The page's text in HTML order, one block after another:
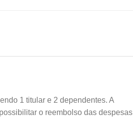
1 titular e 2 dependentes. A
o reembolso das despesas